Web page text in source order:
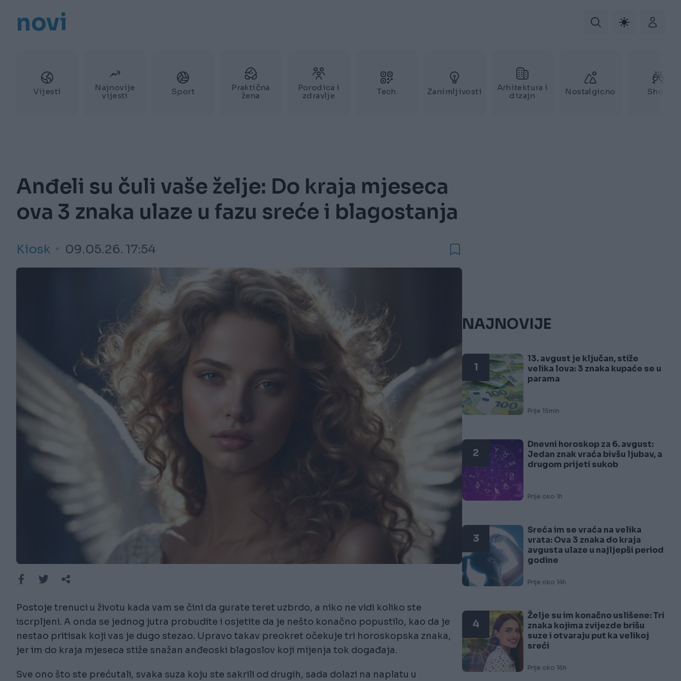
novi
Vijesti
Najnovije
vijesti
Sport
Praktična
žena
Porodica i
zdravlje
Tech Zanimljivosti
Arhitektura i
dizajn
Nostalgicno Show
Anđeli su čuli vaše želje: Do kraja mjeseca
ova 3 znaka ulaze u fazu sreće i blagostanja
Kiosk 09.05.26. 17:54
Postoje trenuci u životu kada vam se čini da gurate teret uzbrdo, a niko ne vidi koliko ste
iscrpljeni. A onda se jednog jutra probudite i osjetite da je nešto konačno popustilo, kao da je
nestao pritisak koji vas je dugo stezao. Upravo takav preokret očekuje tri horoskopska znaka,
jer im do kraja mjeseca stiže snažan anđeoski blagoslov koji mijenja tok događaja.
Sve ono što ste prećutali, svaka suza koju ste sakrili od drugih, sada dolazi na naplatu u
NAJNOVIJE
1
13. avgust je ključan, stiže
velika lova: 3 znaka kupaće se u
parama
Prije 15min
2
Dnevni horoskop za 6. avgust:
Jedan znak vraća bivšu ljubav, a
drugom prijeti sukob
Prije oko 1h
3
Sreća im se vraća na velika
vrata: Ova 3 znaka do kraja
avgusta ulaze u najljepši period
godine
Prije oko 14h
4
Želje su im konačno uslišene: Tri
znaka kojima zvijezde brišu
suze i otvaraju put ka velikoj
sreći
Prije oko 16h